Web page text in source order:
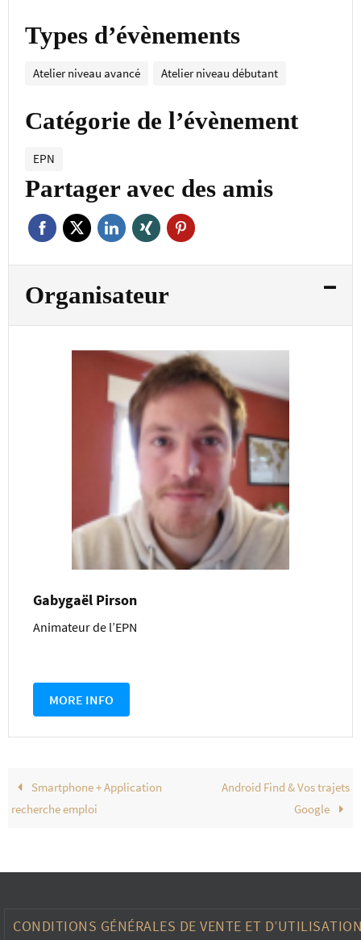
Types d’évènements
Atelier niveau avancé Atelier niveau débutant
Catégorie de l’évènement
EPN
Partager avec des amis
Organisateur
Gabygaël Pirson
Animateur de l’EPN
MORE INFO
Smartphone + Application
recherche emploi
Android Find & Vos trajets
Google
CONDITIONS GÉNÉRALES DE VENTE ET